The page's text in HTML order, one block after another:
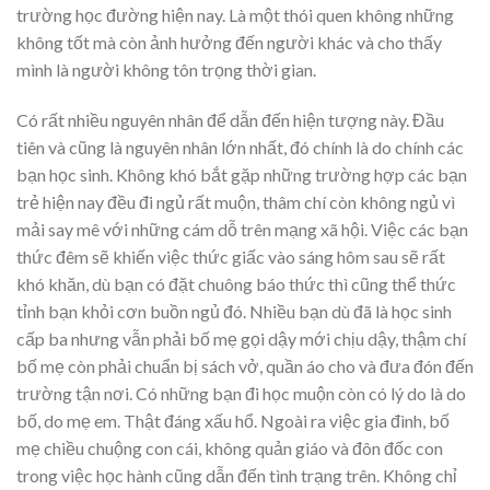
trường học đường hiện nay. Là một thói quen không những
không tốt mà còn ảnh hưởng đến người khác và cho thấy
mình là người không tôn trọng thời gian.
Có rất nhiều nguyên nhân để dẫn đến hiện tượng này. Đầu
tiên và cũng là nguyên nhân lớn nhất, đó chính là do chính các
bạn học sinh. Không khó bắt gặp những trường hợp các bạn
trẻ hiện nay đều đi ngủ rất muộn, thâm chí còn không ngủ vì
mải say mê với những cám dỗ trên mạng xã hội. Việc các bạn
thức đêm sẽ khiến việc thức giấc vào sáng hôm sau sẽ rất
khó khăn, dù bạn có đặt chuông báo thức thì cũng thể thức
tỉnh bạn khỏi cơn buồn ngủ đó. Nhiều bạn dù đã là học sinh
cấp ba nhưng vẫn phải bố mẹ gọi dậy mới chịu dậy, thậm chí
bố mẹ còn phải chuẩn bị sách vở, quần áo cho và đưa đón đến
trường tận nơi. Có những bạn đi học muộn còn có lý do là do
bố, do mẹ em. Thật đáng xấu hổ. Ngoài ra việc gia đình, bố
mẹ chiều chuộng con cái, không quản giáo và đôn đốc con
trong việc học hành cũng dẫn đến tình trạng trên. Không chỉ